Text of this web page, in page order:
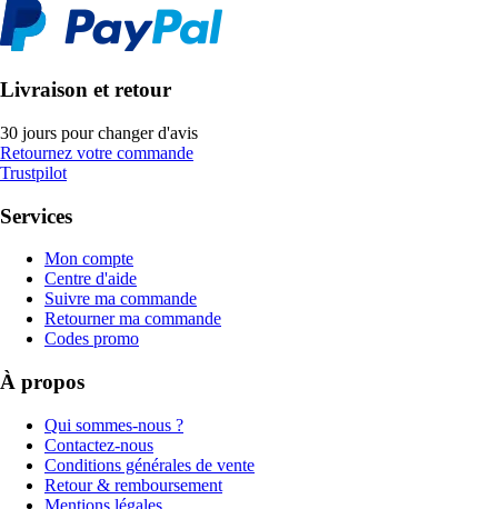
Livraison et retour
30 jours pour changer d'avis
Retournez votre commande
Trustpilot
Services
Mon compte
Centre d'aide
Suivre ma commande
Retourner ma commande
Codes promo
À propos
Qui sommes-nous ?
Contactez-nous
Conditions générales de vente
Retour & remboursement
Mentions légales